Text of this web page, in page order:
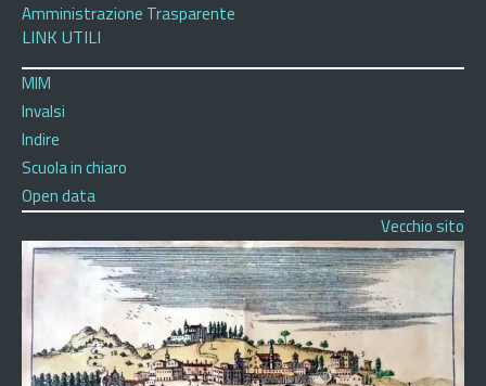
Amministrazione Trasparente
LINK UTILI
MIM
Invalsi
Indire
Scuola in chiaro
Open data
Vecchio sito